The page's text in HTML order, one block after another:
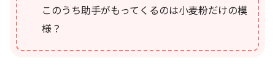
このうち助手がもってくるのは小麦粉だけの模
様？